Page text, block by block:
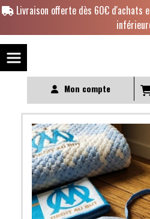
Livraison offerte dès 60€ d'achats
Mon compte
Panneau de gestion des cookies